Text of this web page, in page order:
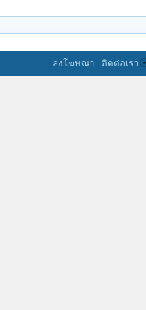
ลงโฆษณา ติดต่อเรา